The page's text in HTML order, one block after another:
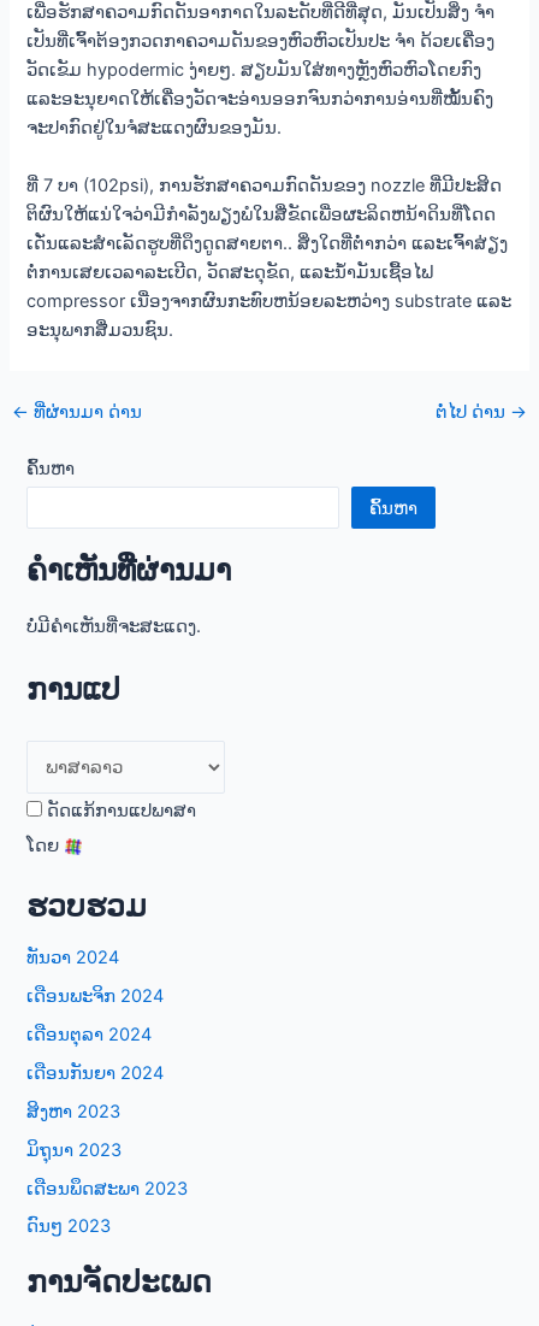
ເພື່ອຮັກສາຄວາມກົດດັນອາກາດໃນລະດັບທີ່ດີທີ່ສຸດ, ມັນເປັນສິ່ງ ຈຳ
ເປັນທີ່ເຈົ້າຕ້ອງກວດກາຄວາມດັນຂອງຫົວຫົວເປັນປະ ຈຳ ດ້ວຍເຄື່ອງ
ວັດເຂັມ hypodermic ງ່າຍໆ. ສຽບມັນໃສ່ທາງຫຼັງຫົວຫົວໂດຍກົງ
ແລະອະນຸຍາດໃຫ້ເຄື່ອງວັດຈະອ່ານອອກຈົນກວ່າການອ່ານທີ່ໝັ້ນຄົງ
ຈະປາກົດຢູ່ໃນຈໍສະແດງຜົນຂອງມັນ.
ທີ່ 7 ບາ (102psi), ການຮັກສາຄວາມກົດດັນຂອງ nozzle ທີ່ມີປະສິດ
ຕິຜົນໃຫ້ແນ່ໃຈວ່າມີກໍາລັງພຽງພໍໃນສື່ຂັດເພື່ອຜະລິດຫນ້າດິນທີ່ໂດດ
ເດັ່ນແລະສໍາເລັດຮູບທີ່ດຶງດູດສາຍຕາ.. ສິ່ງໃດທີ່ຕໍ່າກວ່າ ແລະເຈົ້າສ່ຽງ
ຕໍ່ການເສຍເວລາລະເບີດ, ວັດສະດຸຂັດ, ແລະນໍ້າມັນເຊື້ອໄຟ
compressor ເນື່ອງຈາກຜົນກະທົບຫນ້ອຍລະຫວ່າງ substrate ແລະ
ອະນຸພາກສື່ມວນຊົນ.
ການ
ທາງ
← ທີ່ຜ່ານມາ ດ່ານ ຕໍ່ໄປ ດ່ານ →
ຄົ້ນຫາ
ຄົ້ນຫາ
ຄໍາເຫັນທີ່ຜ່ານມາ
ບໍ່ມີຄໍາເຫັນທີ່ຈະສະແດງ.
ການແປ
ດັດແກ້ການແປພາສາ
ໂດຍ
ຮວບຮວມ
ທັນວາ 2024
ເດືອນພະຈິກ 2024
ເດືອນຕຸລາ 2024
ເດືອນກັນຍາ 2024
ສິງຫາ 2023
ມິຖຸນາ 2023
ເດືອນພຶດສະພາ 2023
ດົນໆ 2023
ການຈັດປະເພດ